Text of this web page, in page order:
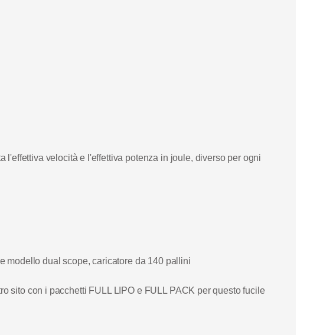
l'effettiva velocità e l'effettiva potenza in joule, diverso per ogni
modello dual scope, caricatore da 140 pallini
sito con i pacchetti FULL LIPO e FULL PACK per questo fucile